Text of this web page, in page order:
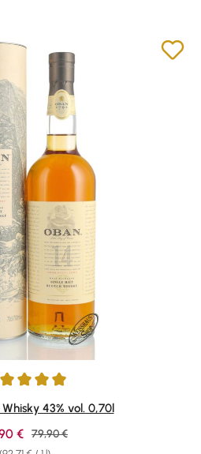
of 5 stars
43% vol. 0,70l
Sale price:
€ Regular price:
79,90 €